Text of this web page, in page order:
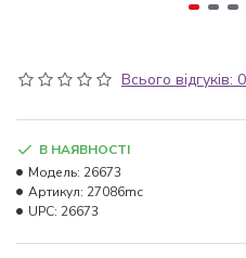
Всього відгуків: 0
В НАЯВНОСТІ
Модель: 26673
Артикул: 27086mc
UPC: 26673